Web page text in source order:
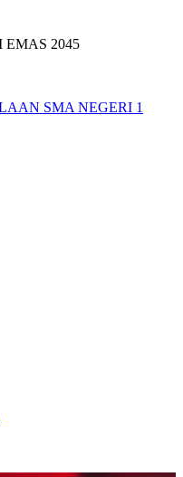
EMAS 2045
SMA NEGERI 1